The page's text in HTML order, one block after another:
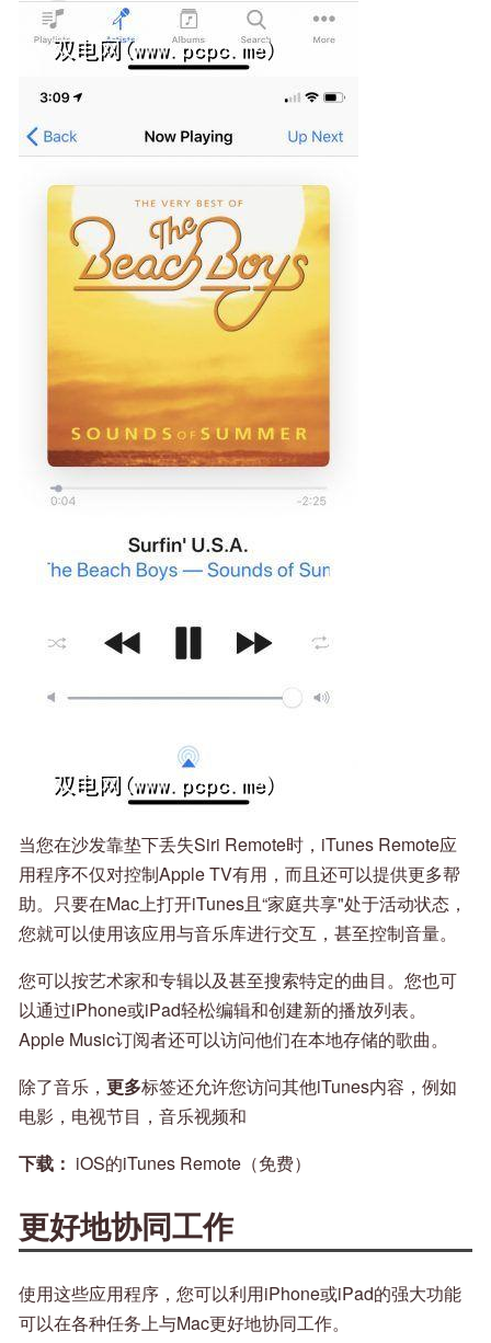
当您在沙发靠垫下丢失Siri Remote时，iTunes Remote应
用程序不仅对控制Apple TV有用，而且还可以提供更多帮
助。只要在Mac上打开iTunes且“家庭共享"处于活动状态，
您就可以使用该应用与音乐库进行交互，甚至控制音量。
您可以按艺术家和专辑以及甚至搜索特定的曲目。您也可
以通过iPhone或iPad轻松编辑和创建新的播放列表。
Apple Music订阅者还可以访问他们在本地存储的歌曲。
除了音乐， 更多标签还允许您访问其他iTunes内容，例如
电影，电视节目，音乐视频和
下载： iOS的iTunes Remote（免费）
更好地协同工作
使用这些应用程序，您可以利用iPhone或iPad的强大功能
可以在各种任务上与Mac更好地协同工作。